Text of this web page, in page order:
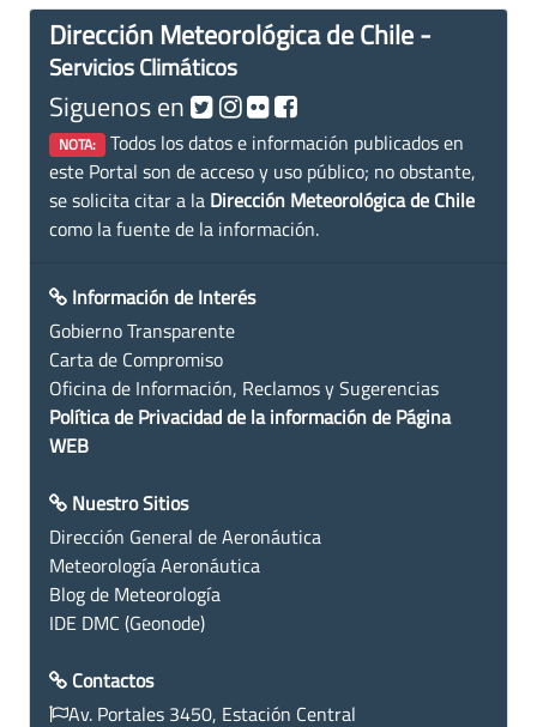
Dirección Meteorológica de Chile -
Servicios Climáticos
Siguenos en
NOTA: Todos los datos e información publicados en
este Portal son de acceso y uso público; no obstante,
se solicita citar a la Dirección Meteorológica de Chile
como la fuente de la información.
Información de Interés
Gobierno Transparente
Carta de Compromiso
Oficina de Información, Reclamos y Sugerencias
Política de Privacidad de la información de Página
WEB
Nuestro Sitios
Dirección General de Aeronáutica
Meteorología Aeronáutica
Blog de Meteorología
IDE DMC (Geonode)
Contactos
Av. Portales 3450, Estación Central